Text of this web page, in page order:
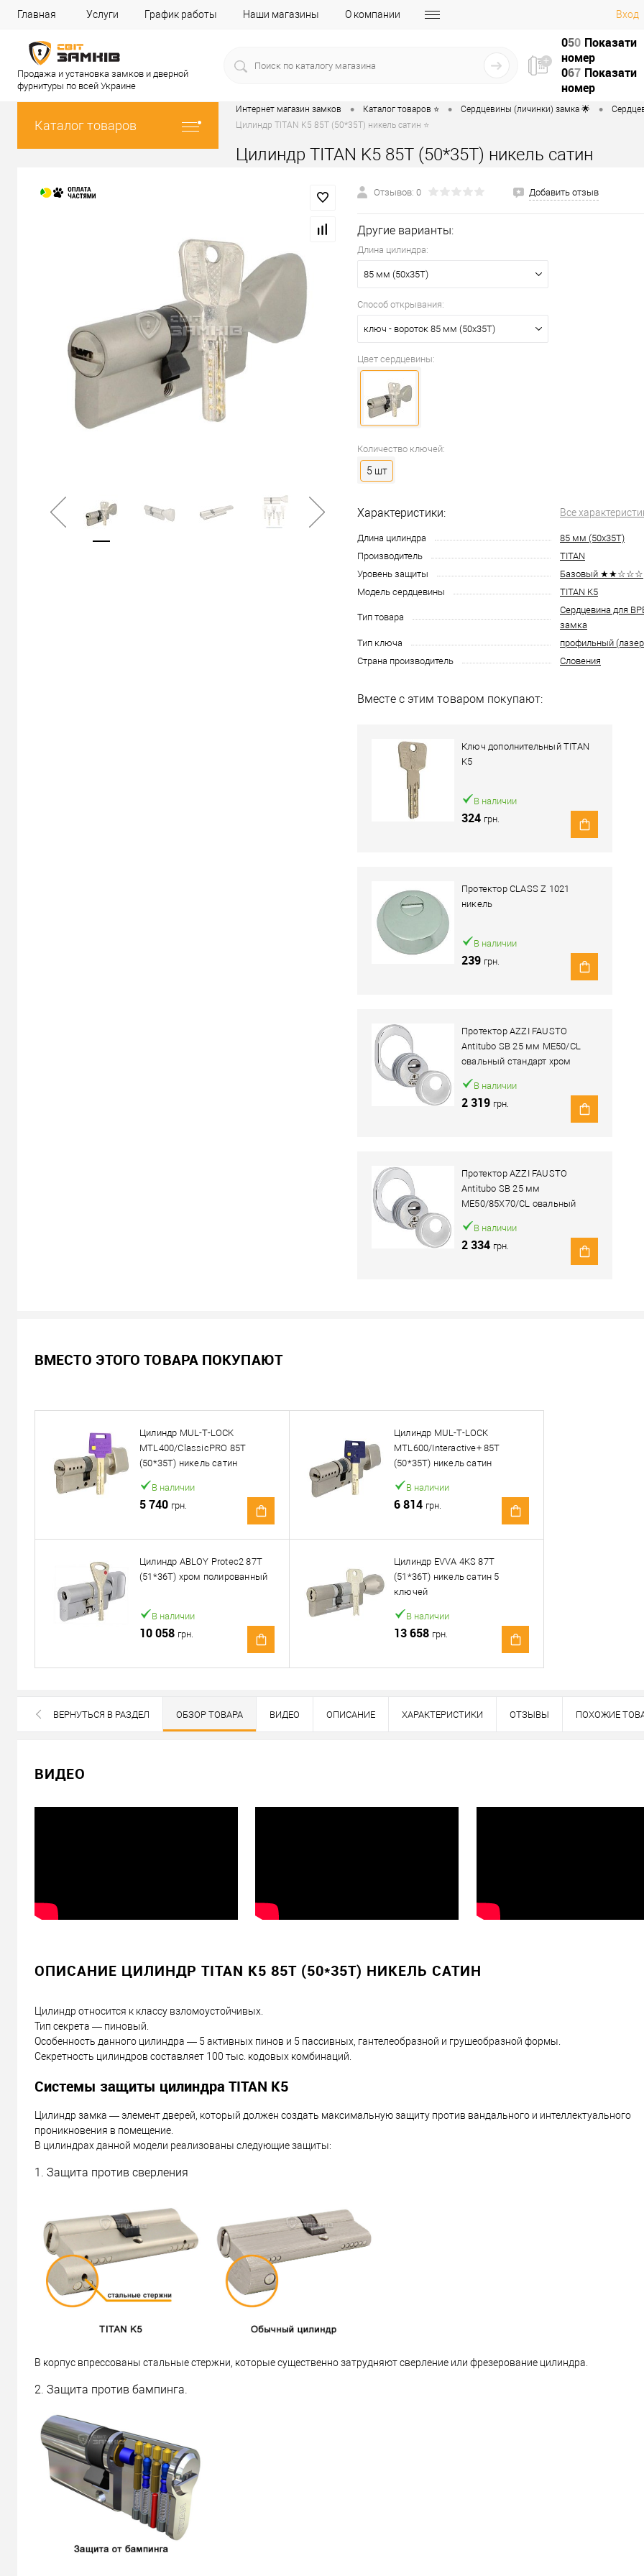
Главная Услуги График работы Наши магазины О компании Вход
Продажа и установка замков и дверной
фурнитуры по всей Украине
050 Показати
номер
067 Показати
номер
Каталог товаров
Интернет магазин замков • Каталог товаров ⭐ • Сердцевины (личинки) замка 🌟 •
Цилиндр TITAN K5 85Т (50*35T) никель сатин ⭐
Цилиндр TITAN K5 85Т (50*35T) никель сатин
Отзывов: 0 Добавить отзыв
Другие варианты:
Длина цилиндра:
85 мм (50x35T)
Способ открывания:
ключ - вороток 85 мм (50x35T)
Цвет сердцевины:
Количество ключей:
5 шт
Характеристики: Все
Длина цилиндра
85 мм (50x35T)
Производитель
TITAN
Уровень защиты
Базовый ★★☆☆☆
Модель сердцевины
TITAN K5
Тип товара
Сердцевина для
замка
Тип ключа
профильный
Страна производитель
Словения
Вместе с этим товаром покупают:
Ключ дополнительный TITAN
K5
В наличии
324 грн.
Протектор CLASS Z 1021
никель
В наличии
239 грн.
Протектор AZZI FAUSTO
Antitubo SB 25 мм ME50/CL
овальный стандарт хром
полированный
В наличии
2 319 грн.
Протектор AZZI FAUSTO
Antitubo SB 25 мм
ME50/85X70/CL овальный
широкий хром полированный
В наличии
2 334 грн.
Кол-во:
В корзину Купить в 1 клик
Можем установить этот товар. Подробности спрашивайте у менеджера.
Оплата
«Новой Почтой» по Украине
Самовывоз
Минимальная сумма заказа 400 грн
Доставка наложенным платежом от 400 грн
ВМЕСТО ЭТОГО ТОВАРА ПОКУПАЮТ
Цилиндр MUL-T-LOCK
MTL400/ClassicPRO 85T
(50*35T) никель сатин
В наличии
5 740 грн.
Цилиндр MUL-T-LOCK
MTL600/Interactive+ 85T
(50*35T) никель сатин
В наличии
6 814 грн.
Цилиндр ABLOY Protec2 87T
(51*36T) хром полированный
В наличии
10 058 грн.
Цилиндр EVVA 4KS 87T
(51*36T) никель сатин 5
ключей
В наличии
13 658 грн.
ВЕРНУТЬСЯ В РАЗДЕЛ ОБЗОР ТОВАРА ВИДЕО ОПИСАНИЕ ХАРАКТЕРИСТИКИ ОТЗЫВЫ ПОХОЖИЕ
ВИДЕО
ОПИСАНИЕ ЦИЛИНДР TITAN K5 85Т (50*35T) НИКЕЛЬ САТИН
Цилиндр относится к классу взломоустойчивых.
Тип секрета — пиновый.
Особенность данного цилиндра — 5 активных пинов и 5 пассивных, гантелеобразной и грушеобразной формы.
Секретность цилиндров составляет 100 тыс. кодовых комбинаций.
Системы защиты цилиндра TITAN K5
Цилиндр замка — элемент дверей, который должен создать максимальную защиту против вандального и интеллектуального
проникновения в помещение.
В цилиндрах данной модели реализованы следующие защиты:
1. Защита против сверления
В корпус впрессованы стальные стержни, которые существенно затрудняют сверление или фрезерование цилиндра.
2. Защита против бампинга.